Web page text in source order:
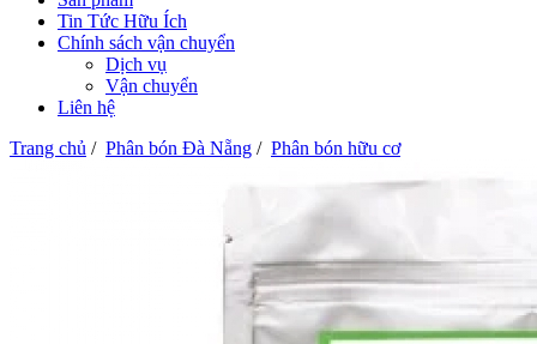
Tin Tức Hữu Ích
Chính sách vận chuyển
Dịch vụ
Vận chuyển
Liên hệ
Trang chủ / Phân bón Đà Nẵng / Phân bón hữu cơ